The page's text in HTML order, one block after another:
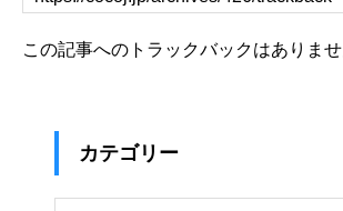
この記事へのトラックバックはありませ
カテゴリー